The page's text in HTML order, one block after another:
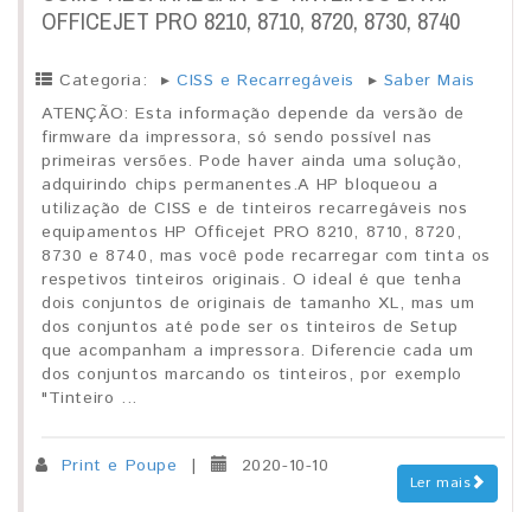
OFFICEJET PRO 8210, 8710, 8720, 8730, 8740
Categoria: ▸CISS e Recarregáveis ▸ Saber Mais
ATENÇÃO: Esta informação depende da versão de
firmware da impressora, só sendo possível nas
primeiras versões. Pode haver ainda uma solução,
adquirindo chips permanentes.A HP bloqueou a
utilização de CISS e de tinteiros recarregáveis nos
equipamentos HP Officejet PRO 8210, 8710, 8720,
8730 e 8740, mas você pode recarregar com tinta os
respetivos tinteiros originais. O ideal é que tenha
dois conjuntos de originais de tamanho XL, mas um
dos conjuntos até pode ser os tinteiros de Setup
que acompanham a impressora. Diferencie cada um
dos conjuntos marcando os tinteiros, por exemplo
"Tinteiro ...
Print e Poupe | 2020-10-10
Ler mais